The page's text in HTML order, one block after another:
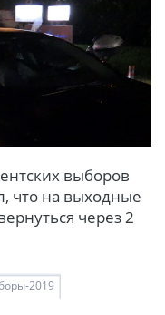
выборов
что на выходные
через 2
2019